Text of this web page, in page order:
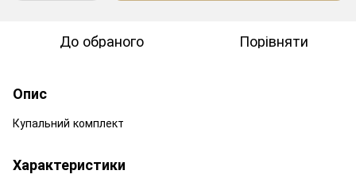
До обраного Порівняти
Опис
Купальний комплект
Характеристики